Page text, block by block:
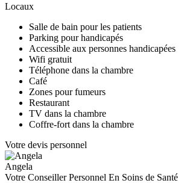
Locaux
Salle de bain pour les patients
Parking pour handicapés
Accessible aux personnes handicapées
Wifi gratuit
Téléphone dans la chambre
Café
Zones pour fumeurs
Restaurant
TV dans la chambre
Coffre-fort dans la chambre
Votre devis personnel
Angela
Votre Conseiller Personnel En Soins de Santé